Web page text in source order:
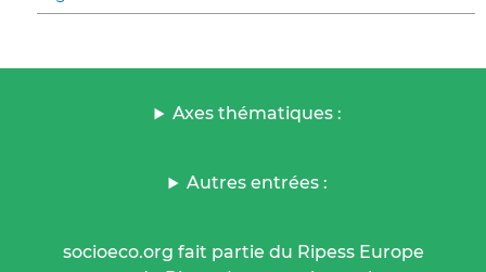
Axes thématiques :
Autres entrées :
socioeco.org fait partie du Ripess Europe